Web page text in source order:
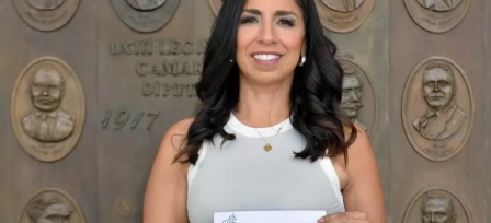
su agenda legislativa en iniciativas orientadas a
robustecer el desarrollo económico, la sustentabilidad
turística y la equidad social. Sin embargo, enfatizó que la
coyuntura actual exige priorizar la organización comunitaria
para asegurar la continuidad del proyecto político en la
región sureste del país.
Con esta determinación, el senador abre una etapa
decisiva en su trayectoria pública, apostando por una